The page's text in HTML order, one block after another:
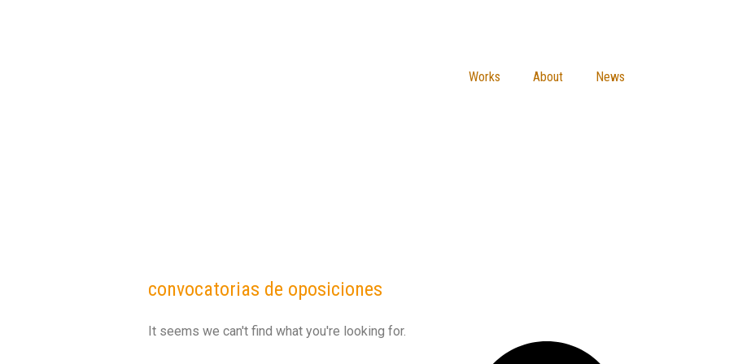
Works About News
convocatorias de oposiciones
It seems we can't find what you're looking for.